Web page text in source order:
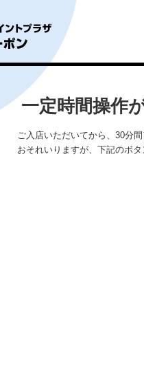
一定時間操作
ご入店いただいてから、30分
おそれいりますが、下記のボ